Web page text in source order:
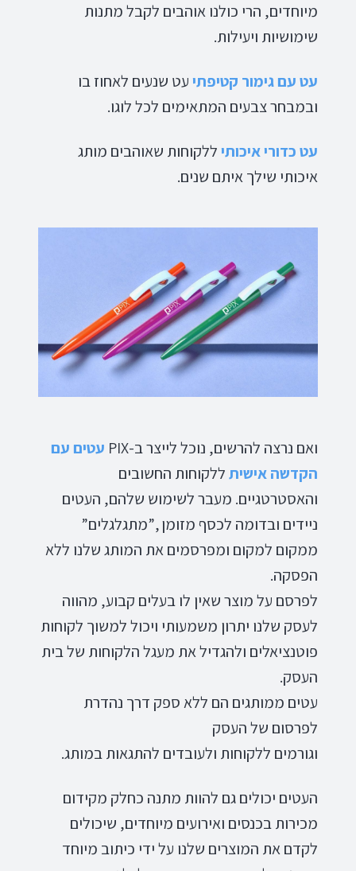
מיוחדים, הרי כולנו אוהבים לקבל מתנות
שימושיות ויעילות.
עט עם גימור קטיפתיעט שנעים לאחוז בו
ובמבחר צבעים המתאימים לכל לוגו.
עט כדורי איכותיללקוחות שאוהבים מותג
איכותי שילך איתם שנים.
ואם נרצה להרשים, נוכל לייצר ב-PIX
עטים עם
הקדשה אישיתללקוחות החשובים
והאסטרטגיים. מעבר לשימוש שלהם, העטים
ניידים ובדומה לכסף מזומן ,”מתגלגלים”
ממקום למקום ומפרסמים את המותג שלנו ללא
הפסקה.
לפרסם על מוצר שאין לו בעלים קבוע, מהווה
לעסק שלנו יתרון משמעותי ויכול למשוך לקוחות
פוטנציאלים ולהגדיל את מעגל הלקוחות של בית
העסק.
עטים ממותגים הם ללא ספק דרך נהדרת
לפרסום של העסק
וגורמים ללקוחות ולעובדים להתגאות במותג.
העטים יכולים גם להוות מתנה כחלק מקידום
מכירות בכנסים ואירועים מיוחדים, שיכולים
לקדם את המוצרים שלנו על ידי כיתוב מיוחד